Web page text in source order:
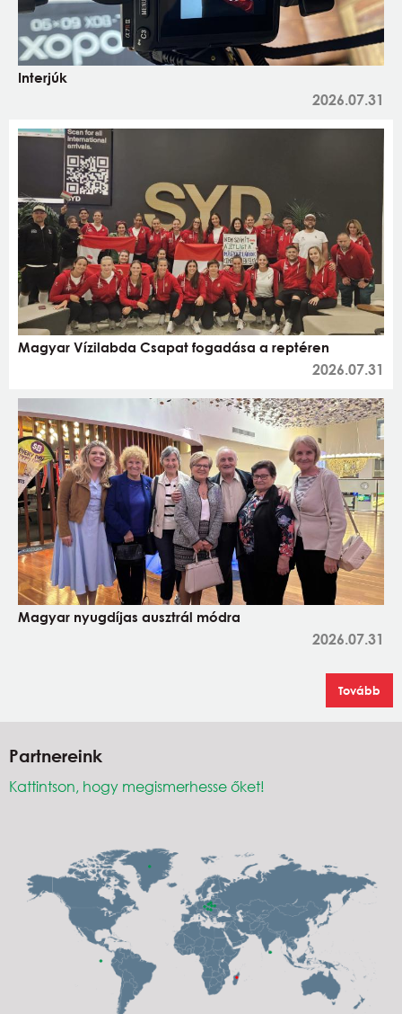
Interjúk
2026.07.31
Magyar Vízilabda Csapat fogadása a reptéren
2026.07.31
Magyar nyugdíjas ausztrál módra
2026.07.31
Tovább
Partnereink
Kattintson, hogy megismerhesse őket!